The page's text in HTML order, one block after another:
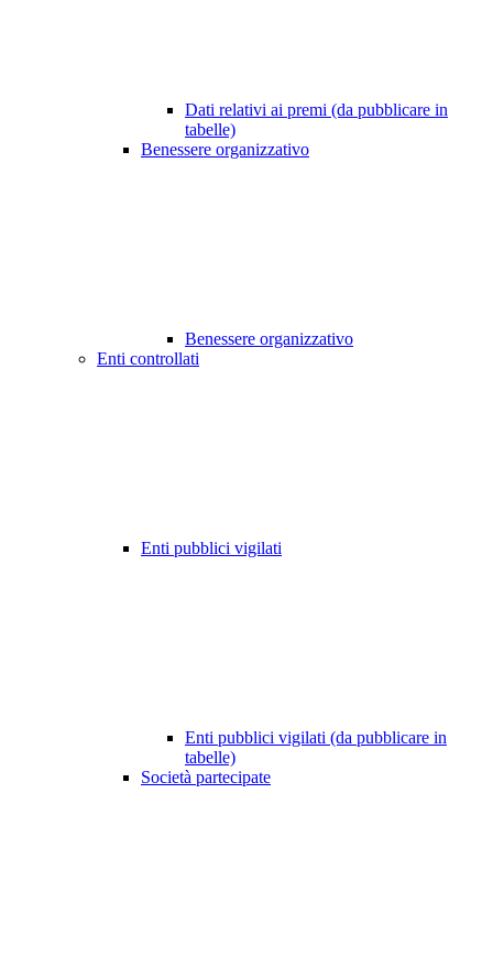
Dati relativi ai premi (da pubblicare in
tabelle)
Benessere organizzativo
Benessere organizzativo
Enti controllati
Enti pubblici vigilati
Enti pubblici vigilati (da pubblicare in
tabelle)
Società partecipate